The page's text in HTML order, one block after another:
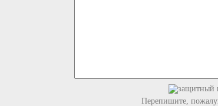
Перепишите,